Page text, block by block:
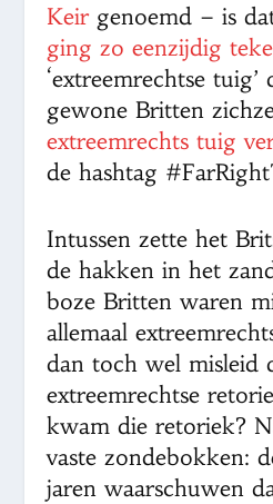
Keirgenoemd – is
ging zo eenzijdig
‘extreemrechtse tuig’
gewone Britten
extreemrechts tuig
de hashtag
Intussen zette het
de hakken in het
boze Britten waren
allemaal
dan toch wel misleid
extreemrechtse
kwam die retoriek?
vaste zondebokken:
jaren waarschuwen